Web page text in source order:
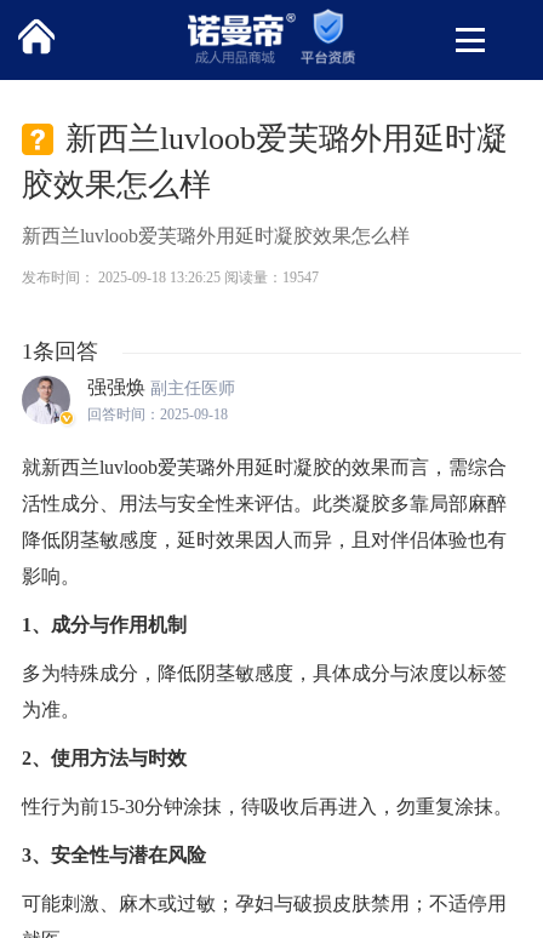
新西兰luvloob爱芙璐外用延时凝
胶效果怎么样
新西兰luvloob爱芙璐外用延时凝胶效果怎么样
发布时间： 2025-09-18 13:26:25 阅读量：19547
1条回答
强强焕 副主任医师
回答时间：2025-09-18
就新西兰luvloob爱芙璐外用延时凝胶的效果而言，需综合
活性成分、用法与安全性来评估。此类凝胶多靠局部麻醉
降低阴茎敏感度，延时效果因人而异，且对伴侣体验也有
影响。
1、成分与作用机制
多为特殊成分，降低阴茎敏感度，具体成分与浓度以标签
为准。
2、使用方法与时效
性行为前15-30分钟涂抹，待吸收后再进入，勿重复涂抹。
3、安全性与潜在风险
可能刺激、麻木或过敏；孕妇与破损皮肤禁用；不适停用